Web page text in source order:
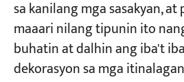
sa kanilang mga sasakyan,
maaari nilang tipunin ito
buhatin at dalhin ang iba't
dekorasyon sa mga